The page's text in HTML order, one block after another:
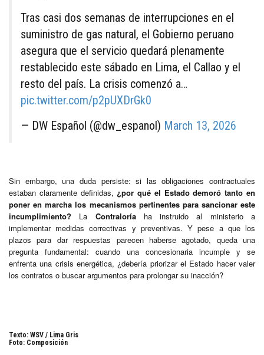
Tras casi dos semanas de interrupciones en el
suministro de gas natural, el Gobierno peruano
asegura que el servicio quedará plenamente
restablecido este sábado en Lima, el Callao y el
resto del país. La crisis comenzó a…
pic.twitter.com/p2pUXDrGk0
— DW Español (@dw_espanol) March 13, 2026
Sin embargo, una duda persiste: si las obligaciones contractuales
estaban claramente definidas, ¿por qué el Estado demoró tanto en
poner en marcha los mecanismos pertinentes para sancionar este
incumplimiento? La Contraloríaha instruido al ministerio a
implementar medidas correctivas y preventivas. Y pese a que los
plazos para dar respuestas parecen haberse agotado, queda una
pregunta fundamental: cuando una concesionaria incumple y se
enfrenta una crisis energética, ¿debería priorizar el Estado hacer valer
los contratos o buscar argumentos para prolongar su inacción?
Texto: WSV / Lima Gris
Foto: Composición